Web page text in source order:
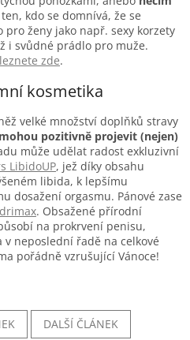
kdo se domnívá, že se
ženy jako např. sexy korzety
i svůdné prádlo pro muže.
zde.
kosmetika
velké množství doplňků stravy
mohou pozitivně projevit (nejen)
může udělat radost exkluzivní
LibidoUP, jež díky obsahu
libida, k lepšímu
dosažení orgasmu. Pánové zase
. Obsažené přírodní
na prokrvení penisu,
neposlední řadě na celkové
pořádně vzrušující Vánoce!
DALŠÍ ČLÁNEK